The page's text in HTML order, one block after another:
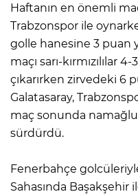
Haftanın en önemli
Trabzonspor ile
golle hanesine 3 puan
maçı sarı-kırmızılılar
çıkarırken zirvedeki 6
Galatasaray,
maç sonunda
sürdürdü.
Fenerbahçe
Sahasında Başakşehir